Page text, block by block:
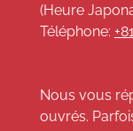
(Heure
Téléphone:
Nous vous
ouvrés.